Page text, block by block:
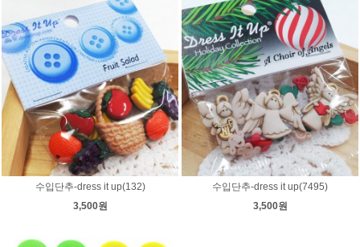
수입단추-dress it up(132)
3,500원
수입단추-dress it up(7495)
3,500원